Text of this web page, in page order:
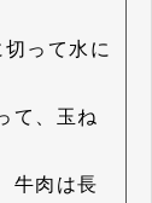
って水に
て、玉ね
牛肉は長